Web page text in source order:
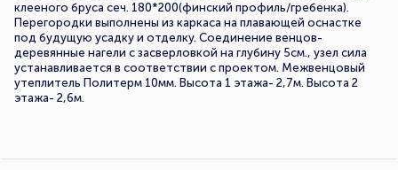
клееного бруса сеч. 180*200(финский профиль/гребенка).
Перегородки выполнены из каркаса на плавающей оснастке
под будущую усадку и отделку. Соединение венцов-
деревянные нагели с засверловкой на глубину 5см., узел сила
устанавливается в соответствии с проектом. Межвенцовый
утеплитель Политерм 10мм. Высота 1 этажа- 2,7м. Высота 2
этажа- 2,6м.